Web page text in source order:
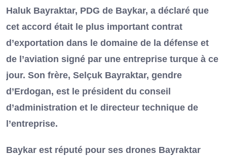
Haluk Bayraktar, PDG de Baykar, a déclaré que
cet accord était le plus important contrat
d’exportation dans le domaine de la défense et
de l’aviation signé par une entreprise turque à ce
jour. Son frère, Selçuk Bayraktar, gendre
d’Erdogan, est le président du conseil
d’administration et le directeur technique de
l’entreprise.
Baykar est réputé pour ses drones Bayraktar